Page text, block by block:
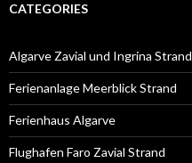
CATEGORIES
Algarve Zavial und Ingrina Strand
Ferienanlage Meerblick Strand
Ferienhaus Algarve
Flughafen Faro Zavial Strand